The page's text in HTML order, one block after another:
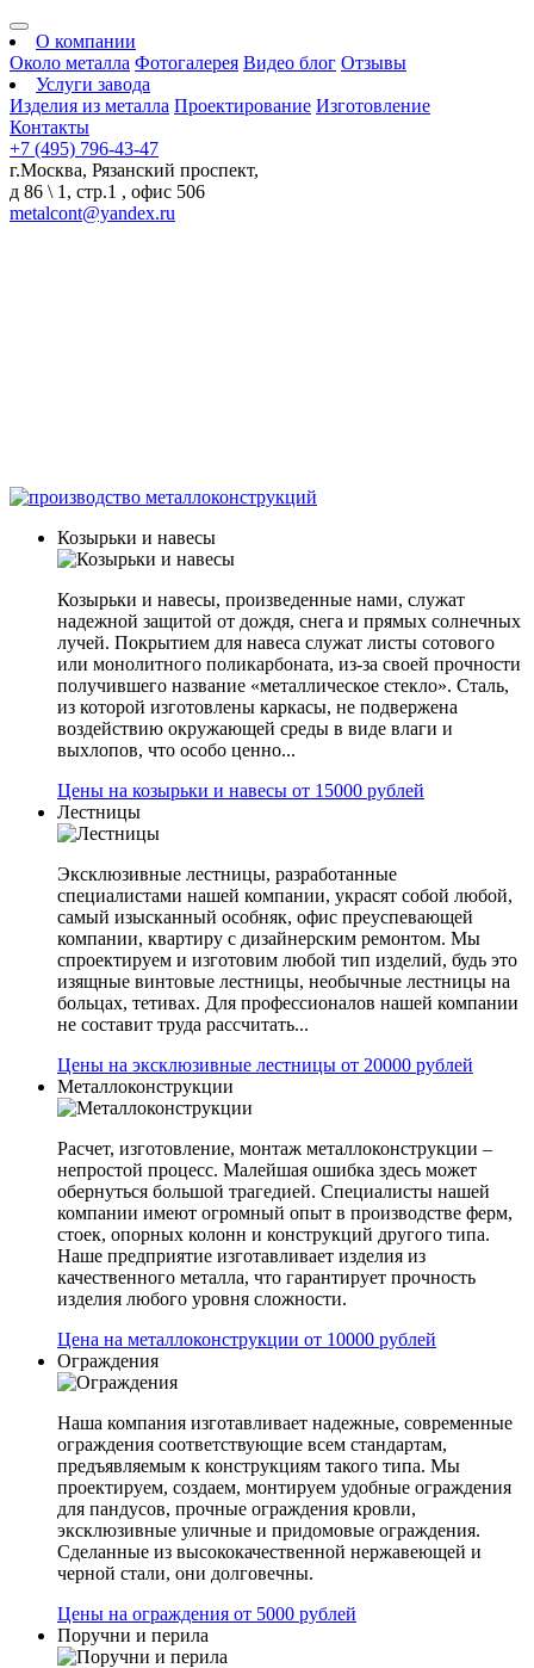
О компании
Около металла Фотогалерея Видео блог Отзывы
Услуги завода
Изделия из металла Проектирование Изготовление
Контакты
+7 (495) 796-43-47
г.Москва, Рязанский проспект,
д 86 \ 1, стр.1 , офис 506
metalcont@yandex.ru
Козырьки и навесы
Козырьки и навесы, произведенные нами, служат
надежной защитой от дождя, снега и прямых солнечных
лучей. Покрытием для навеса служат листы сотового
или монолитного поликарбоната, из-за своей прочности
получившего название «металлическое стекло». Сталь,
из которой изготовлены каркасы, не подвержена
воздействию окружающей среды в виде влаги и
выхлопов, что особо ценно...
Цены на козырьки и навесы от 15000 рублей
Лестницы
Эксклюзивные лестницы, разработанные
специалистами нашей компании, украсят собой любой,
самый изысканный особняк, офис преуспевающей
компании, квартиру с дизайнерским ремонтом. Мы
спроектируем и изготовим любой тип изделий, будь это
изящные винтовые лестницы, необычные лестницы на
больцах, тетивах. Для профессионалов нашей компании
не составит труда рассчитать...
Цены на эксклюзивные лестницы от 20000 рублей
Металлоконструкции
Расчет, изготовление, монтаж металлоконструкции –
непростой процесс. Малейшая ошибка здесь может
обернуться большой трагедией. Специалисты нашей
компании имеют огромный опыт в производстве ферм,
стоек, опорных колонн и конструкций другого типа.
Наше предприятие изготавливает изделия из
качественного металла, что гарантирует прочность
изделия любого уровня сложности.
Цена на металлоконструкции от 10000 рублей
Ограждения
Наша компания изготавливает надежные, современные
ограждения соответствующие всем стандартам,
предъявляемым к конструкциям такого типа. Мы
проектируем, создаем, монтируем удобные ограждения
для пандусов, прочные ограждения кровли,
эксклюзивные уличные и придомовые ограждения.
Сделанные из высококачественной нержавеющей и
черной стали, они долговечны.
Цены на ограждения от 5000 рублей
Поручни и перила